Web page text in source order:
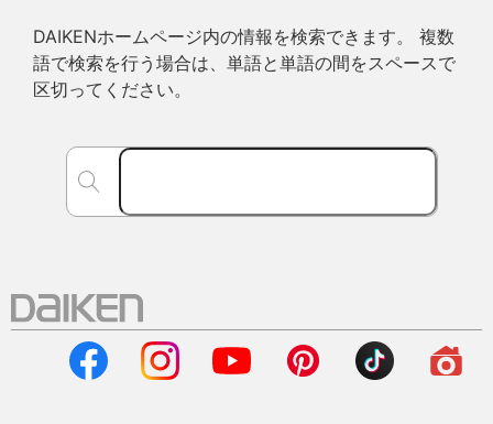
DAIKENホームページ内の情報を検索できます。 複数
語で検索を行う場合は、単語と単語の間をスペースで
区切ってください。